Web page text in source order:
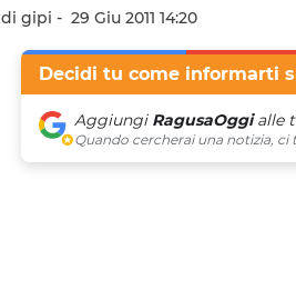
di gipi - 29 Giu 2011 14:20
Decidi tu come informarti
Aggiungi RagusaOggialle
Quando cercherai una notizia, ci